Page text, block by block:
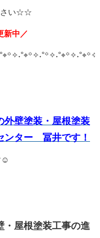
さい☆☆
新中／
外壁塗装・屋根塗装
ンター 冨井です！
☺
・屋根塗装工事の進